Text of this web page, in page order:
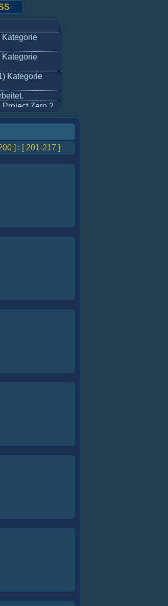
Kategorie
Kategorie
Kategorie
Zero 2
] : [ 201-217 ]